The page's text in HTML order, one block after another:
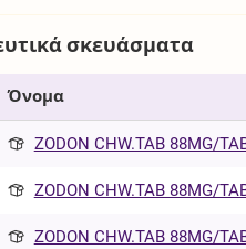
σκευάσματα
Όνομα
ZODON CHW.TAB 88MG/
ZODON CHW.TAB 88MG/
ZODON CHW.TAB 88MG/